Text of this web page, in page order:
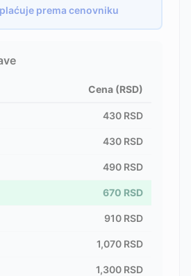
prema cenovniku
Cena (RSD)
430 RSD
430 RSD
490 RSD
670 RSD
910 RSD
1,070 RSD
1,300 RSD